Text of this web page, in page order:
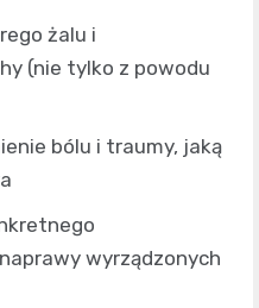
żalu i
(nie tylko z powodu
bólu i traumy, jaką
wyrządzonych